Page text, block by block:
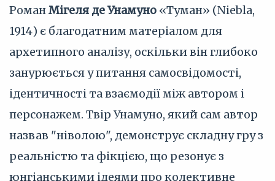
РоманМігеля де Унамуно «Туман» (Niebla,
1914) є благодатним матеріалом для
архетипного аналізу, оскільки він глибоко
занурюється у питання самосвідомості,
ідентичності та взаємодії між автором і
персонажем. Твір Унамуно, який сам автор
назвав "ніволою", демонструє складну гру з
реальністю та фікцією, що резонує з
юнгіанськими ідеями про колективне